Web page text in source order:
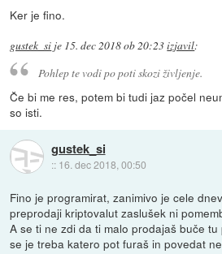
Ker je fino.
gustek_si je 15. dec 2018 ob 20:23izjavil:
Pohlep te vodi po poti skozi življenje.
Če bi me res, potem bi tudi jaz počel
so isti.
gustek_si
:: 16. dec 2018, 00:50
Fino je programirat, zanimivo je cele
preprodaji kriptovalut zaslušek ni
A se ti ne zdi da ti malo prodajaš buče
se je treba katero pot furaš in povedat